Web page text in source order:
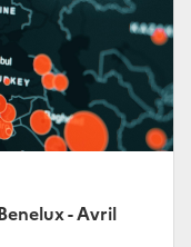
- Avril